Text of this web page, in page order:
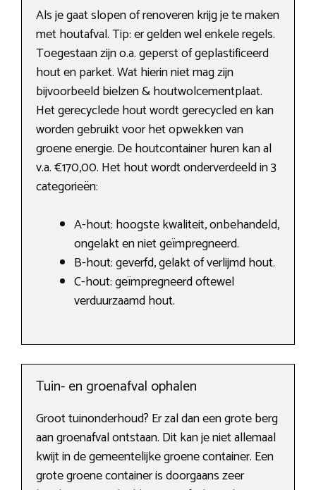
Als je gaat slopen of renoveren krijg je te maken
met houtafval. Tip: er gelden wel enkele regels.
Toegestaan zijn o.a. geperst of geplastificeerd
hout en parket. Wat hierin niet mag zijn
bijvoorbeeld bielzen & houtwolcementplaat.
Het gerecyclede hout wordt gerecycled en kan
worden gebruikt voor het opwekken van
groene energie. De houtcontainer huren kan al
v.a. €170,00. Het hout wordt onderverdeeld in 3
categorieën:
A-hout: hoogste kwaliteit, onbehandeld,
ongelakt en niet geïmpregneerd.
B-hout: geverfd, gelakt of verlijmd hout.
C-hout: geïmpregneerd oftewel
verduurzaamd hout.
Tuin- en groenafval ophalen
Groot tuinonderhoud? Er zal dan een grote berg
aan groenafval ontstaan. Dit kan je niet allemaal
kwijt in de gemeentelijke groene container. Een
grote groene container is doorgaans zeer